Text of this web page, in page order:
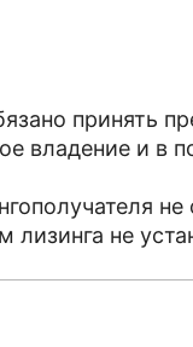
к
принять
владение и в
лизинга не